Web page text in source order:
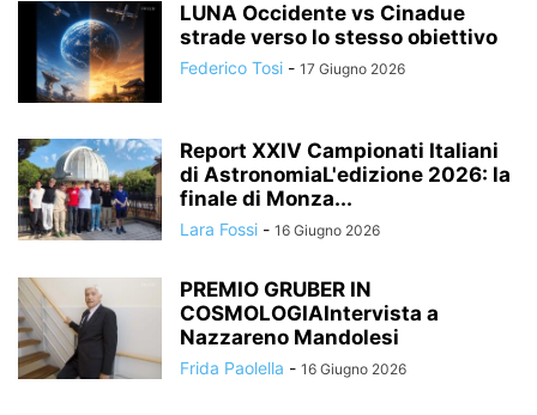
LUNA Occidente vs Cinadue
strade verso lo stesso obiettivo
Federico Tosi - 17 Giugno 2026
Report XXIV Campionati Italiani
di AstronomiaL'edizione 2026: la
finale di Monza...
Lara Fossi - 16 Giugno 2026
PREMIO GRUBER IN
COSMOLOGIAIntervista a
Nazzareno Mandolesi
Frida Paolella - 16 Giugno 2026